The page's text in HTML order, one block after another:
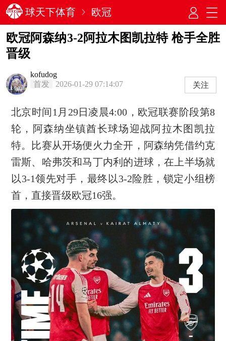
球天下体育 欧冠
欧冠阿森纳3-2阿拉木图凯拉特 枪手全胜
晋级
kofudog
首发
2026-01-29 07:14:07 关注
北京时间1月29日凌晨4:00，欧冠联赛阶段第8
轮，阿森纳坐镇酋长球场迎战阿拉木图凯拉
特。比赛从开场便火力全开，阿森纳凭借约克
雷斯、哈弗茨和马丁内利的进球，在上半场就
以3-1领先对手，最终以3-2险胜，锁定小组榜
首，直接晋级欧冠16强。